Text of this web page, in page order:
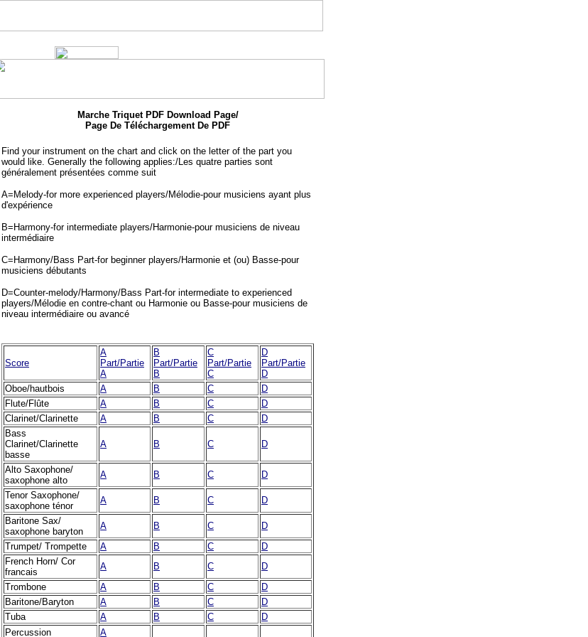
Marche Triquet PDF Download Page/
Page De Téléchargement De PDF
Find your instrument on the chart and click on the letter of the part you
would like. Generally the following applies:/Les quatre parties sont
généralement présentées comme suit
A=Melody-for more experienced players/Mélodie-pour musiciens ayant plus
d'expérience
B=Harmony-for intermediate players/Harmonie-pour musiciens de niveau
intermédiaire
C=Harmony/Bass Part-for beginner players/Harmonie et (ou) Basse-pour
musiciens débutants
D=Counter-melody/Harmony/Bass Part-for intermediate to experienced
players/Mélodie en contre-chant ou Harmonie ou Basse-pour musiciens de
niveau intermédiaire ou avancé
Score
A
Part/Partie
A
B
Part/Partie
B
C
Part/Partie
C
D
Part/Partie
D
Oboe/hautbois
A B C
D
Flute/Flûte
A B C
D
Clarinet/Clarinette
A B C
D
Bass
Clarinet/Clarinette
basse
A B C D
Alto Saxophone/
saxophone alto
A B C
D
Tenor Saxophone/
saxophone ténor
A B C
D
Baritone Sax/
saxophone baryton
A B C
D
Trumpet/ Trompette
A B C
D
French Horn/ Cor
francais
A B C
D
Trombone
A B C
D
Baritone/Baryton
A B C
D
Tuba
A B C
D
Percussion
A